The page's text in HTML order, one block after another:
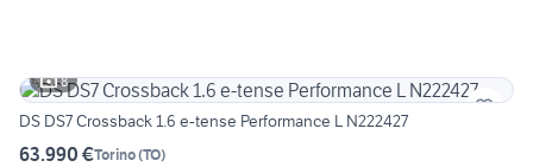
8
DS DS7 Crossback 1.6 e-tense Performance L N222427
63.990 €Torino(TO)